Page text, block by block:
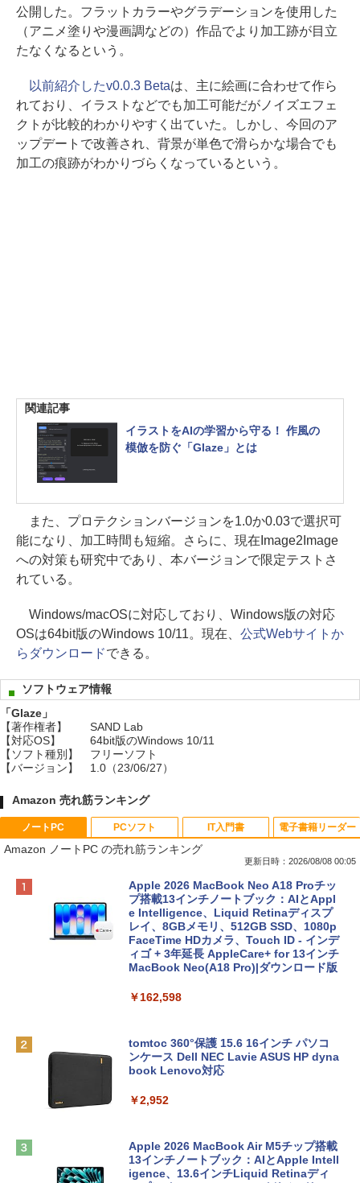
公開した。フラットカラーやグラデーションを使用した
（アニメ塗りや漫画調などの）作品でより加工跡が目立
たなくなるという。
以前紹介したv0.0.3 Betaは、主に絵画に合わせて作ら
れており、イラストなどでも加工可能だがノイズエフェ
クトが比較的わかりやすく出ていた。しかし、今回のア
ップデートで改善され、背景が単色で滑らかな場合でも
加工の痕跡がわかりづらくなっているという。
関連記事
イラストをAIの学習から守る！ 作風の
模倣を防ぐ「Glaze」とは
また、プロテクションバージョンを1.0か0.03で選択可
能になり、加工時間も短縮。さらに、現在Image2Image
への対策も研究中であり、本バージョンで限定テストさ
れている。
Windows/macOSに対応しており、Windows版の対応
OSは64bit版のWindows 10/11。現在、 公式Webサイトか
らダウンロードできる。
ソフトウェア情報
「Glaze」
【著作権者】
SAND Lab
【対応OS】
64bit版のWindows 10/11
【ソフト種別】
フリーソフト
【バージョン】
1.0（23/06/27）
Amazon 売れ筋ランキング
ノートPC
Amazon ノートPC の売れ筋ランキング
更新日時：2026/08/08 00:05
Apple 2026 MacBook Neo A18 Proチッ
プ搭載13インチノートブック：AIとAppl
e Intelligence、Liquid Retinaディスプ
レイ、8GBメモリ、512GB SSD、1080p
FaceTime HDカメラ、Touch ID - インデ
ィゴ + 3年延長 AppleCare+ for 13インチ
MacBook Neo(A18 Pro)|ダウンロード版
￥162,598
tomtoc 360°保護 15.6 16インチ パソコ
ンケース Dell NEC Lavie ASUS HP dyna
book Lenovo対応
￥2,952
Apple 2026 MacBook Air M5チップ搭載
13インチノートブック：AIとApple Intell
igence、13.6インチLiquid Retinaディ
PCソフト IT入門書 電子書籍リーダー